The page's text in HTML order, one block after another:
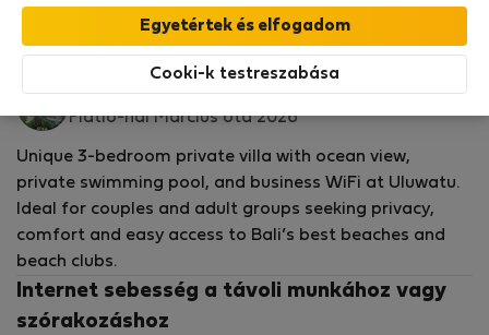
tartalmazza a Stay Benefits csomagot!Bővebben
Bérelhető ház - Uluwatu
YourVilla M.
Flatio-nál Március óta 2026
Unique 3-bedroom private villa with ocean view,
private swimming pool, and business WiFi at Uluwatu.
Ideal for couples and adult groups seeking privacy,
comfort and easy access to Bali’s best beaches and
beach clubs.
Internet sebesség a távoli munkához vagy
szórakozáshoz
Cooki-k testreszabása